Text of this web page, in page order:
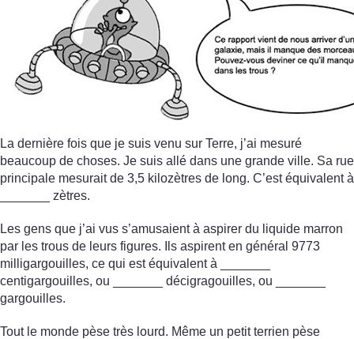
La dernière fois que je suis venu sur Terre, j’ai mesuré
beaucoup de choses. Je suis allé dans une grande ville. Sa rue
principale mesurait de 3,5 kilozètres de long. C’est équivalent à
_______ zètres.
Les gens que j’ai vus s’amusaient à aspirer du liquide marron
par les trous de leurs figures. Ils aspirent en général 9773
milligargouilles, ce qui est équivalent à _______
centigargouilles, ou _______ décigragouilles, ou _______
gargouilles.
Tout le monde pèse très lourd. Même un petit terrien pèse